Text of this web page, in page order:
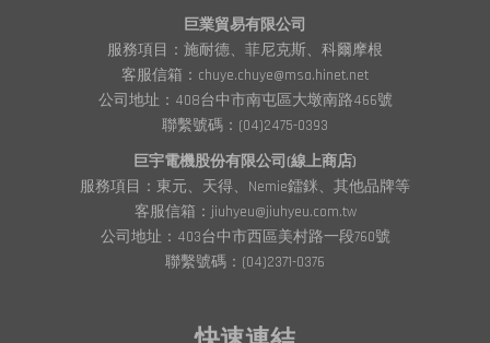
巨業貿易有限公司
服務項目：施耐德、菲尼克斯、科爾摩根
客服信箱：chuye.chuye@msa.hinet.net
公司地址：408台中市南屯區大墩南路466號
聯繫號碼：(04)2475-0393
巨宇電機股份有限公司(線上商店)
服務項目：東元、天得、Nemie鐳銤、其他品牌等
客服信箱：jiuhyeu@jiuhyeu.com.tw
公司地址：403台中市西區美村路一段760號
聯繫號碼：(04)2371-0376